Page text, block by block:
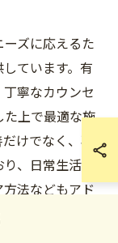
ズに応えるた
ています。有
寧なカウンセ
た上で最適な施
けでなく、再
、日常生活で
法などもアド
を傾け、ニー